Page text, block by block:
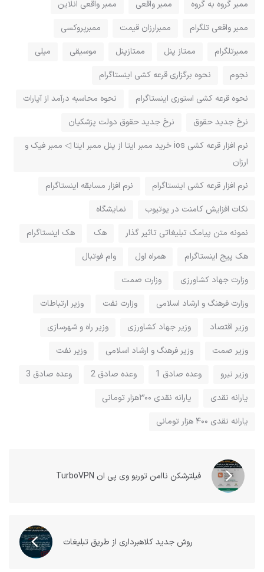
ممبر گروه به گروه ممبر واقعی
ممبر واقعی انلاین
ممبر واقعی تلگرام
ممبرارزان قیمت
ممبرپروکسی
ممبرتلگرام
ممتاز پنل ممتازپنل موسیقی
میلی
نجوم
نحوه برگزاری قرعه کشی اینستاگرام
نحوه قرعه کشی استوری اینستاگرام
نحوه محاسبه درآمد از آپارات
نرخ جدید حقوق
نرخ جدید حقوق دولت پزشکیان
نرم افزار قرعه کشی ios خرید ممبر ایتا از پنل ممبر ایتا ◁ ممبر فیک و
ارزان
نرم افزار قرعه کشی اینستاگرام
نرم افزار مسابقه اینستاگرام
نکات افزایش کامنت در یوتیوب
نمایشگاه
نمونه متن پیامک تبلیغاتی تاثیر گذار
هک
هک اینستاگرام
هک پیج اینستاگرام
همراه اول
وام فوتبال
وزارت جهاد کشاورزی
وزارت صمت
وزارت فرهنگ و ارشاد اسلامی
وزارت نفت
وزیر ارتباطات
وزیر اقتصاد
وزیر جهاد کشاورزی
وزیر راه و شهرسازی
وزیر صمت
وزیر فرهنگ و ارشاد اسلامی
وزیر نفت
وزیر نیرو
وعده صادق 1 وعده صادق 2
وعده صادق 3
یارانه نقدی
یارانه نقدی ۳۰۰هزار تومانی
یارانه نقدی ۴۰۰ هزار تومانی
فیلترشکن ناامن توربو وی پی ان TurboVPN
روش جدید کلاهبرداری از طریق تبلیغات